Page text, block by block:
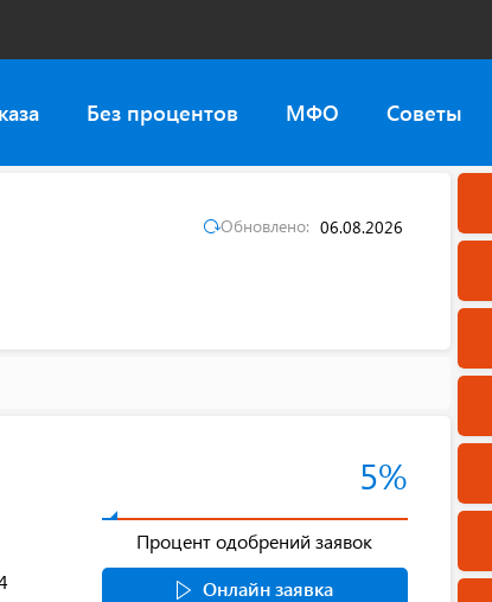
Без процентов МФО Советы
Обновлено: 06.08.2026
5%
Процент одобрений заявок
Онлайн заявка